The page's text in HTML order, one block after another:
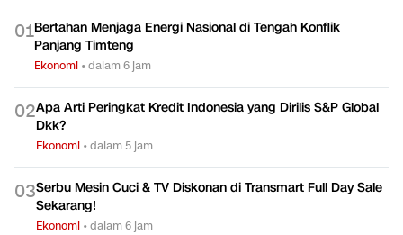
01Bertahan Menjaga Energi Nasional di Tengah Konflik
Panjang Timteng
Ekonomi •dalam 6 jam
02Apa Arti Peringkat Kredit Indonesia yang Dirilis S&P Global
Dkk?
Ekonomi •dalam 5 jam
03Serbu Mesin Cuci & TV Diskonan di Transmart Full Day Sale
Sekarang!
Ekonomi •dalam 6 jam